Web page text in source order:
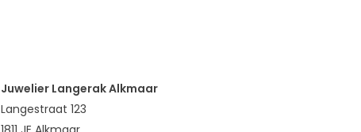
Juwelier Langerak Alkmaar
Langestraat 123